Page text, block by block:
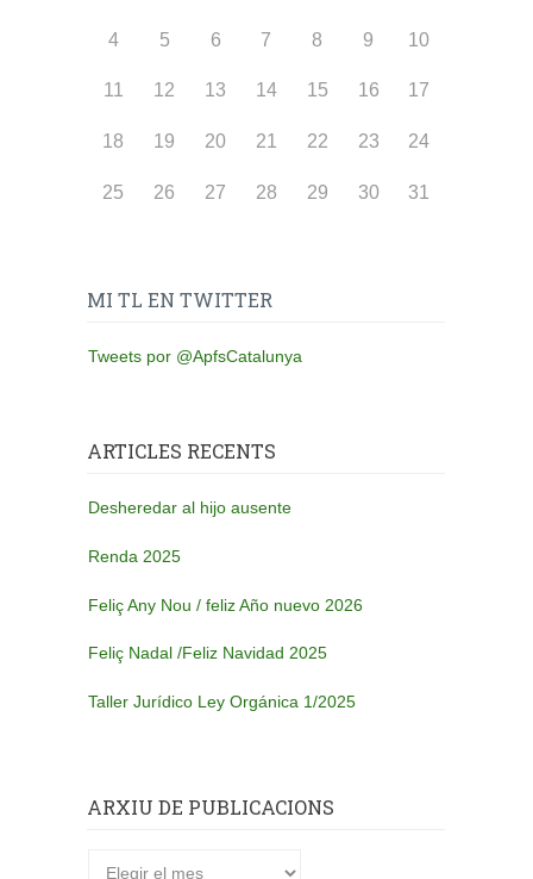
4 5 6 7 8 9 10
11 12 13 14 15 16 17
18 19 20 21 22 23 24
25 26 27 28 29 30 31
MI TL EN TWITTER
Tweets por @ApfsCatalunya
ARTICLES RECENTS
Desheredar al hijo ausente
Renda 2025
Feliç Any Nou / feliz Año nuevo 2026
Feliç Nadal /Feliz Navidad 2025
Taller Jurídico Ley Orgánica 1/2025
ARXIU DE PUBLICACIONS